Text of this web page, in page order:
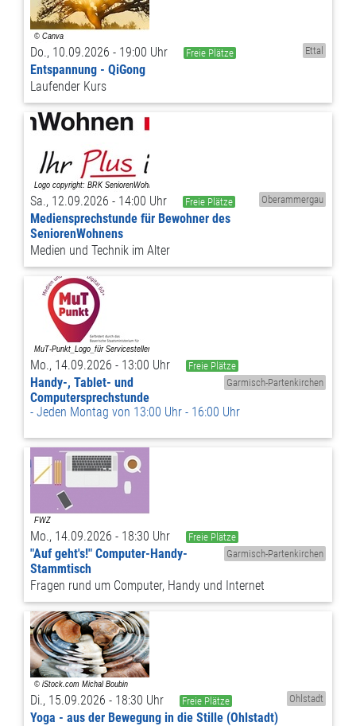
Do., 10.09.2026 - 19:00 Uhr Freie Plätze Ettal
Entspannung - QiGong
Laufender Kurs
Sa., 12.09.2026 - 14:00 Uhr Freie Plätze Oberammergau
Mediensprechstunde für Bewohner des
SeniorenWohnens
Medien und Technik im Alter
Mo., 14.09.2026 - 13:00 Uhr
Freie Plätze
Garmisch-Partenkirchen
Handy-, Tablet- und
Computersprechstunde
Jeden Montag von 13:00 Uhr - 16:00 Uhr
Mo., 14.09.2026 - 18:30 Uhr
Freie Plätze
Garmisch-Partenkirchen
"Auf geht's!" Computer-Handy-
Stammtisch
Fragen rund um Computer, Handy und Internet
Di., 15.09.2026 - 18:30 Uhr Freie Plätze Ohlstadt
Yoga - aus der Bewegung in die Stille (Ohlstadt)